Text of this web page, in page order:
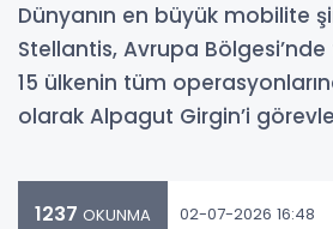
Dünyanın en büyük mobilite
Stellantis, Avrupa
15 ülkenin tüm
olarak Alpagut Girgin’i
1237 OKUNMA 02-07-2026 16:48